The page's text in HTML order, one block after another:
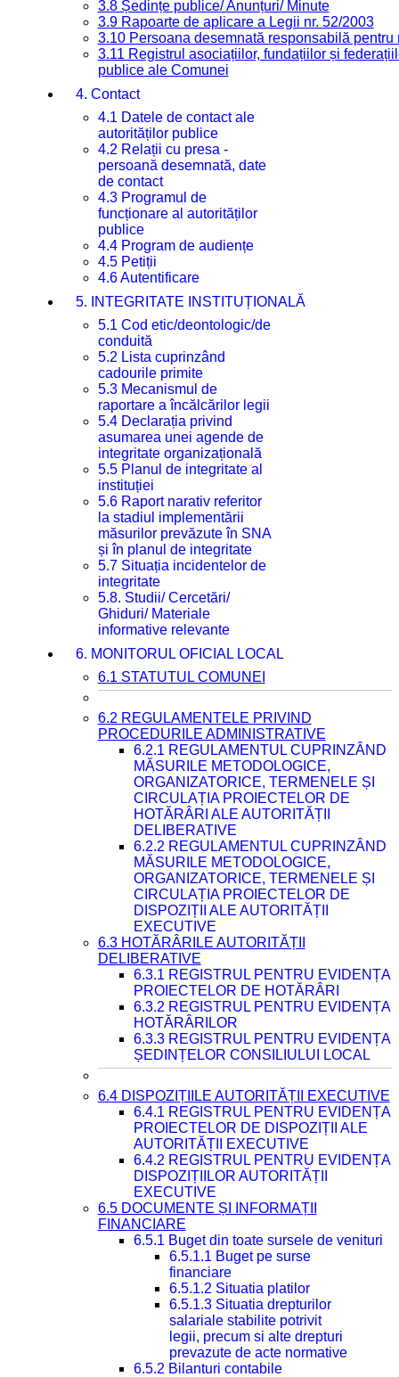
3.8 Ședințe publice/ Anunțuri/ Minute
3.9 Rapoarte de aplicare a Legii nr. 52/2003
3.10 Persoana desemnată responsabilă
3.11 Registrul asociațiilor, fundațiilor și
publice ale Comunei
4. Contact
4.1 Datele de contact ale
autorităților publice
4.2 Relații cu presa -
persoană desemnată, date
de contact
4.3 Programul de
funcționare al autorităților
publice
4.4 Program de audiențe
4.5 Petiții
4.6 Autentificare
5. INTEGRITATE INSTITUȚIONALĂ
5.1 Cod etic/deontologic/de
conduită
5.2 Lista cuprinzând
cadourile primite
5.3 Mecanismul de
raportare a încălcărilor legii
5.4 Declarația privind
asumarea unei agende de
integritate organizațională
5.5 Planul de integritate al
instituției
5.6 Raport narativ referitor
la stadiul implementării
măsurilor prevăzute în SNA
și în planul de integritate
5.7 Situația incidentelor de
integritate
5.8. Studii/ Cercetări/
Ghiduri/ Materiale
informative relevante
6. MONITORUL OFICIAL LOCAL
6.1 STATUTUL COMUNEI
6.2 REGULAMENTELE PRIVIND
PROCEDURILE ADMINISTRATIVE
6.2.1 REGULAMENTUL CUPRINZÂND
MĂSURILE METODOLOGICE,
ORGANIZATORICE, TERMENELE ȘI
CIRCULAȚIA PROIECTELOR DE
HOTĂRÂRI ALE AUTORITĂȚII
DELIBERATIVE
6.2.2 REGULAMENTUL CUPRINZÂND
MĂSURILE METODOLOGICE,
ORGANIZATORICE, TERMENELE ȘI
CIRCULAȚIA PROIECTELOR DE
DISPOZIȚII ALE AUTORITĂȚII
EXECUTIVE
6.3 HOTĂRÂRILE AUTORITĂȚII
DELIBERATIVE
6.3.1 REGISTRUL PENTRU EVIDENȚA
PROIECTELOR DE HOTĂRÂRI
6.3.2 REGISTRUL PENTRU EVIDENȚA
HOTĂRÂRILOR
6.3.3 REGISTRUL PENTRU EVIDENȚA
ȘEDINȚELOR CONSILIULUI LOCAL
6.4 DISPOZIȚIILE AUTORITĂȚII EXECUTIVE
6.4.1 REGISTRUL PENTRU EVIDENȚA
PROIECTELOR DE DISPOZIȚII ALE
AUTORITĂȚII EXECUTIVE
6.4.2 REGISTRUL PENTRU EVIDENȚA
DISPOZIȚIILOR AUTORITĂȚII
EXECUTIVE
6.5 DOCUMENTE ȘI INFORMAȚII
FINANCIARE
6.5.1 Buget din toate sursele de venituri
6.5.1.1 Buget pe surse
financiare
6.5.1.2 Situatia platilor
6.5.1.3 Situatia drepturilor
salariale stabilite potrivit
legii, precum si alte drepturi
prevazute de acte normative
6.5.2 Bilanturi contabile